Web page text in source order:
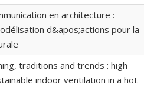
en architecture :
d&apos;actions pour la
traditions and trends : high
indoor ventilation in a hot